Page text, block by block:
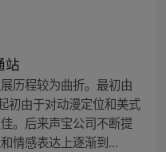
站
历程较为曲折。最初由
初由于对动漫定位和美式
。后来声宝公司不断提
情感表达上逐渐到...